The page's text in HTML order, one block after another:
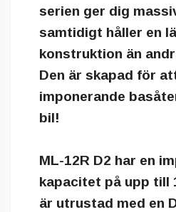
serien ger dig
samtidigt håller en
konstruktion än
Den är skapad för
imponerande
bil!
ML-12R D2 har en
kapacitet på upp till
är utrustad med en